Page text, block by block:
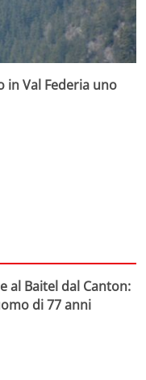
in Val Federia uno
al Baitel dal Canton:
di 77 anni